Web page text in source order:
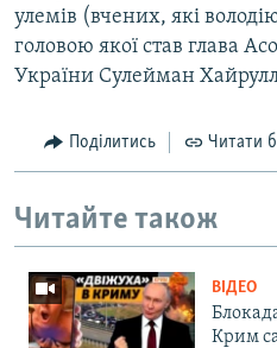
улемів (вчених, які
головою якої став глава
України Сулейман
Поділитись Читати
Читайте також
ВІДЕО
Крим